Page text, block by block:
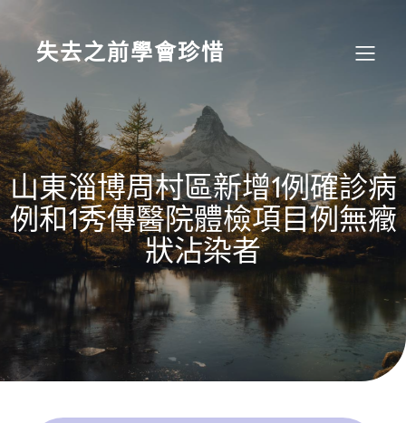
content
失去之前學會珍惜
山東淄博周村區新增1例確診病
例和1秀傳醫院體檢項目例無癥
狀沾染者